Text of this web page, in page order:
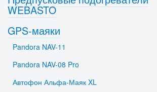
WEBASTO
GPS-маяки
Pandora NAV-11
Pandora NAV-08 Pro
Автофон Альфа-Маяк XL